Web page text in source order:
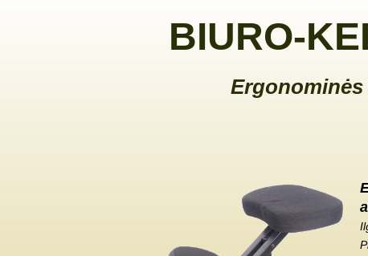
BIURO-
Ergonominės